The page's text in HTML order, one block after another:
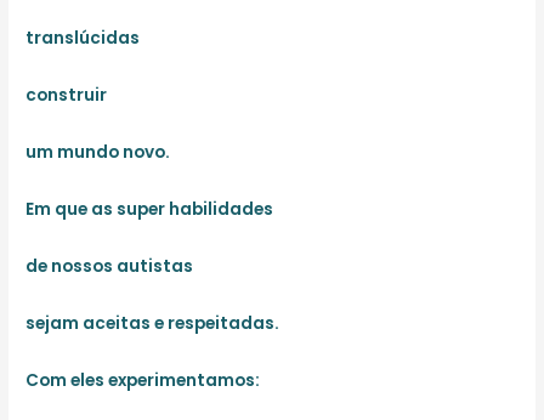
translúcidas
construir
um mundo novo.
Em que as super habilidades
de nossos autistas
sejam aceitas e respeitadas.
Com eles experimentamos: